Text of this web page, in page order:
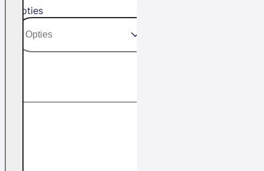
Opties